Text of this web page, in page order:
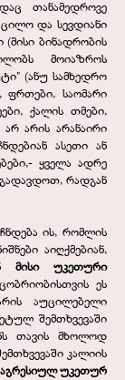
თანამედროვე
და სევდიანი
ბინადრობის
მოიაზროს
(ანუ სამხედრო
ფრთები, საომარი
ქალის თმები,
არ არის არანაირი
ასეთი ან
ყველა ადრე
რადგან
ის, რომლის
აიღქმებიან,
მისი უკეთური
ეს
აუცილებელი
შემთხვევაში
თავის მხოლოდ
კალიის
აგრესიულ უკეთურ